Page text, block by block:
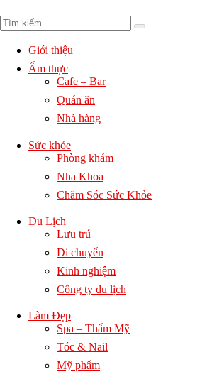
Giới thiệu
Ẩm thực
Cafe – Bar
Quán ăn
Nhà hàng
Sức khỏe
Phòng khám
Nha Khoa
Chăm Sóc Sức Khỏe
Du Lịch
Lưu trú
Di chuyển
Kinh nghiệm
Công ty du lịch
Làm Đẹp
Spa – Thẩm Mỹ
Tóc & Nail
Mỹ phẩm